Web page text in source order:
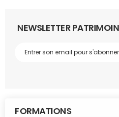
NEWSLETTER
FORMATIONS